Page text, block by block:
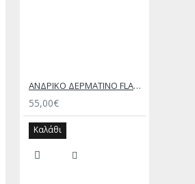
ΑΝΔΡΙΚΟ ΔΕΡΜΑΤΙΝΟ FLAT ΣΑΝΔΑΛΙ ΜΑΥΡΟ ΔΟΥΚΑΣ
55,00€
Καλάθι